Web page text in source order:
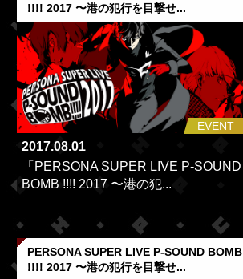
!!!! 2017 〜港の犯行を目撃せ...
EVENT
2017.08.01
「PERSONA SUPER LIVE P-SOUND
BOMB !!!! 2017 〜港の犯...
PERSONA SUPER LIVE P-SOUND BOMB
!!!! 2017 〜港の犯行を目撃せ...